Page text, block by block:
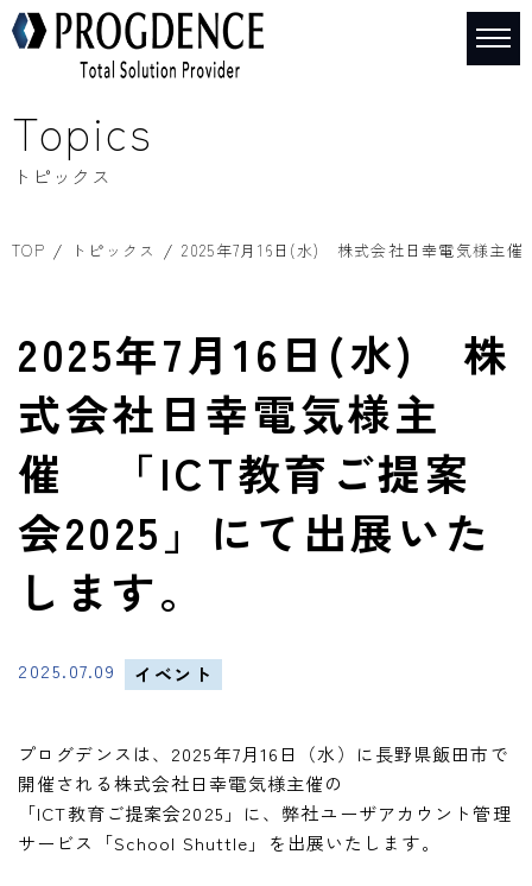
Topics
トピックス
TOP トピックス 2025年7月16日(水) 株式会社日幸電気様主
2025年7月16日(水) 株
式会社日幸電気様主
催 「ICT教育ご提案
会2025」にて出展いた
します。
2025.07.09 イベント
プログデンスは、2025年7月16日（水）に長野県飯田市で
開催される株式会社日幸電気様主催の
「ICT教育ご提案会2025」に、弊社ユーザアカウント管理
サービス「School Shuttle」を出展いたします。